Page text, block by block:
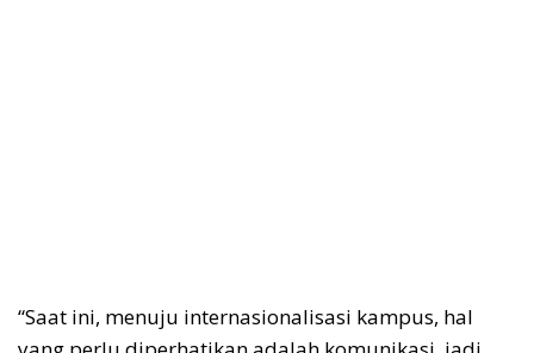
“Saat ini, menuju internasionalisasi kampus, hal